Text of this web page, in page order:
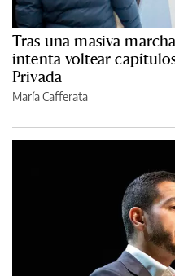
Tras una masiva
intenta voltear
Privada
María Cafferata